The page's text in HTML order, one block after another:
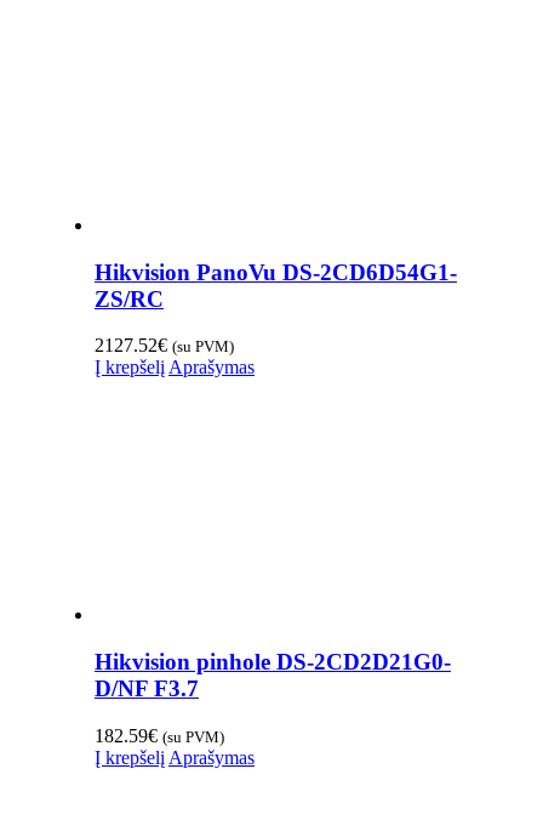
Hikvision PanoVu DS-2CD6D54G1-
ZS/RC
2127.52€ (su PVM)
Į krepšelį Aprašymas
Hikvision pinhole DS-2CD2D21G0-
D/NF F3.7
182.59€ (su PVM)
Į krepšelį Aprašymas